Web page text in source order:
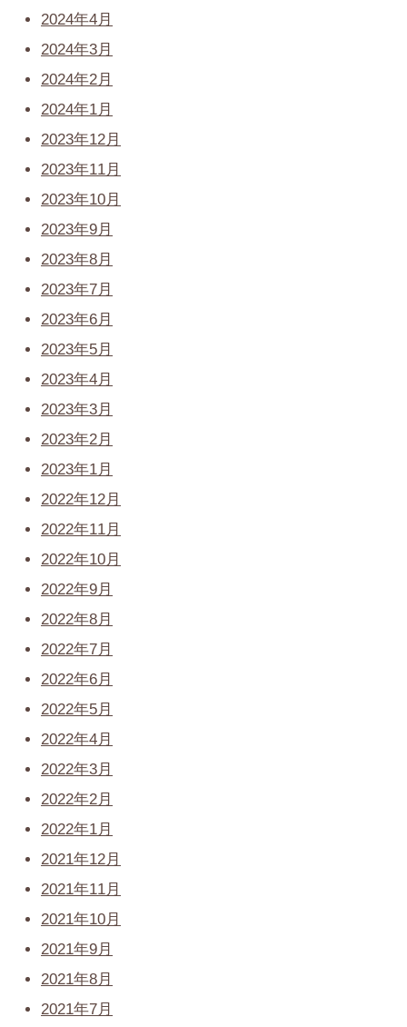
2024年4月
2024年3月
2024年2月
2024年1月
2023年12月
2023年11月
2023年10月
2023年9月
2023年8月
2023年7月
2023年6月
2023年5月
2023年4月
2023年3月
2023年2月
2023年1月
2022年12月
2022年11月
2022年10月
2022年9月
2022年8月
2022年7月
2022年6月
2022年5月
2022年4月
2022年3月
2022年2月
2022年1月
2021年12月
2021年11月
2021年10月
2021年9月
2021年8月
2021年7月